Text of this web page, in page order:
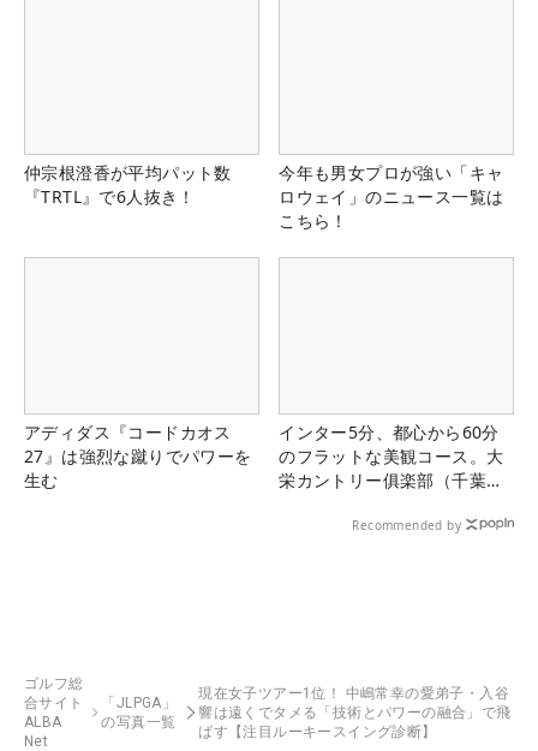
仲宗根澄香が平均パット数
『TRTL』で6人抜き！
今年も男女プロが強い「キャ
ロウェイ」のニュース一覧は
こちら！
アディダス『コードカオス
27』は強烈な蹴りでパワーを
生む
インター5分、都心から60分
のフラットな美観コース。大
栄カントリー俱楽部（千葉
Recommended by
ゴルフ総
合サイト
ALBA
Net
「JLPGA」
の写真一覧
現在女子ツアー1位！ 中嶋常幸の愛弟子・入谷
響は遠くでタメる「技術とパワーの融合」で飛
ばす【注目ルーキースイング診断】